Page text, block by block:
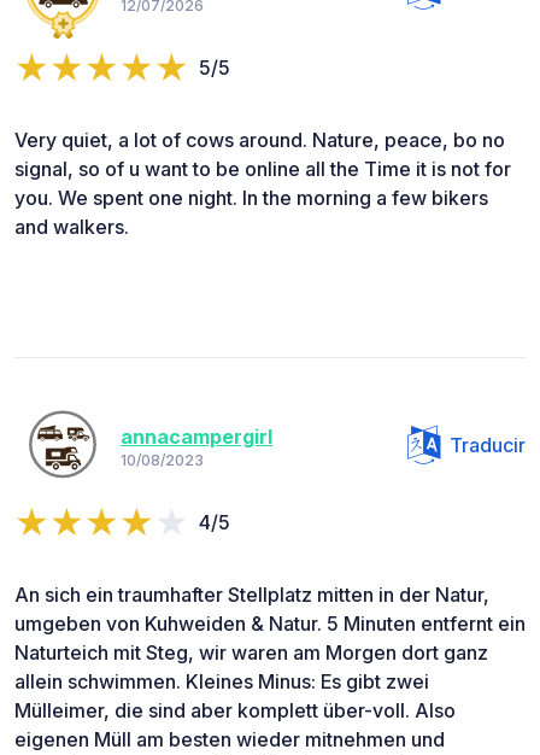
12/07/2026
5/5
Very quiet, a lot of cows around. Nature, peace, bo no
signal, so of u want to be online all the Time it is not for
you. We spent one night. In the morning a few bikers
and walkers.
annacampergirl
10/08/2023
Traducir
4/5
An sich ein traumhafter Stellplatz mitten in der Natur,
umgeben von Kuhweiden & Natur. 5 Minuten entfernt ein
Naturteich mit Steg, wir waren am Morgen dort ganz
allein schwimmen. Kleines Minus: Es gibt zwei
Mülleimer, die sind aber komplett über-voll. Also
eigenen Müll am besten wieder mitnehmen und